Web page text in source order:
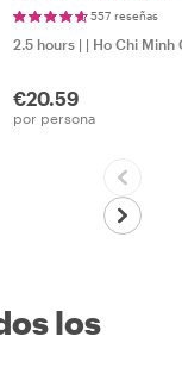
557 reseñas
2.5 hours | | Ho Chi Minh
€20.59
por persona
los